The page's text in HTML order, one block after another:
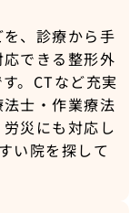
、診療から手
できる整形外
。CTなど充実
士・作業療法
災にも対応し
い院を探して